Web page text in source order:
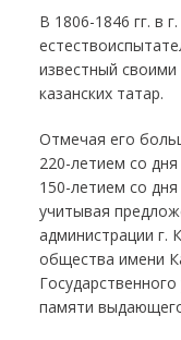
В 1806-1846 гг. в
известный
казанских татар.
Отмечая его
220-летием со
150-летием со
учитывая
администрации г.
общества имени
памяти